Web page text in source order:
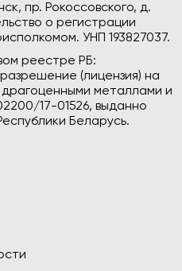
пр. Рокоссовского, д.
о регистрации
УНП 193827037.
реестре РБ:
(лицензия) на
драгоценными металлами и
17-01526, выданно
Беларусь.